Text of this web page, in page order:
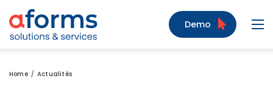
Zum Inhalt
Zum Menü
Zur Suche
Demo
Home Actualités